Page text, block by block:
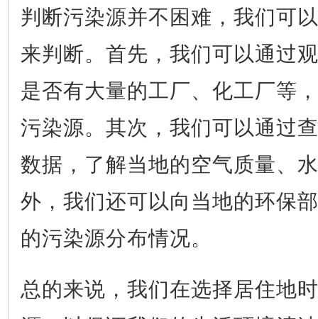
判断污染源并不困难，我们可
来判断。首先，我们可以通过
是否有大量的工厂、化工厂等
污染源。其次，我们可以通过
数据，了解当地的空气质量、
外，我们还可以向当地的环保
的污染源分布情况。
总的来说，我们在选择居住地